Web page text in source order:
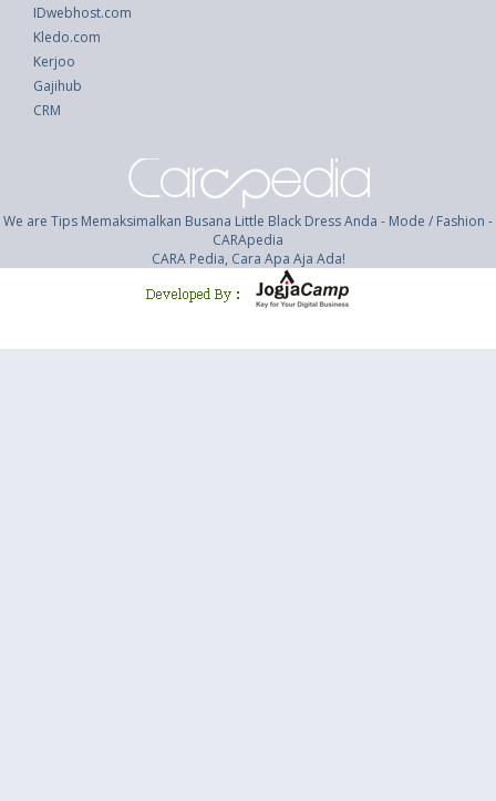
IDwebhost.com
Kledo.com
Kerjoo
Gajihub
CRM
We are Tips Memaksimalkan Busana Little Black Dress Anda - Mode / Fashion -
CARApedia
CARA Pedia, Cara Apa Aja Ada!